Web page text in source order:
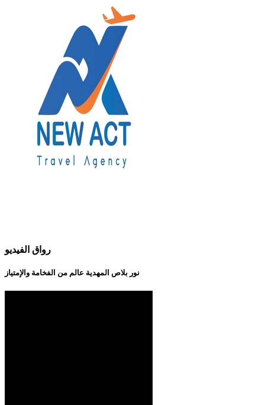
رواق الفيديو
نور بلاص المهدية عالم من الفخامة والإمتياز